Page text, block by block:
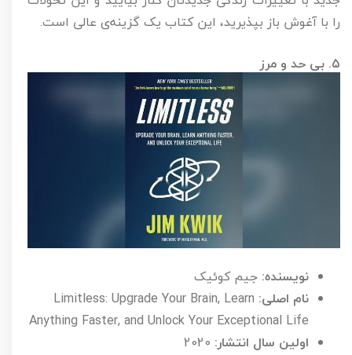
را با آغوش باز بپذیرید، این کتاب یک گزینه‌ی عالی است.
۵. بی حد و مرز
نویسنده: جیم کوئیک
نام اصلی: Limitless: Upgrade Your Brain, Learn
Anything Faster, and Unlock Your Exceptional Life
اولین سال انتشار: